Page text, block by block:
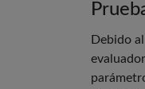
Debido